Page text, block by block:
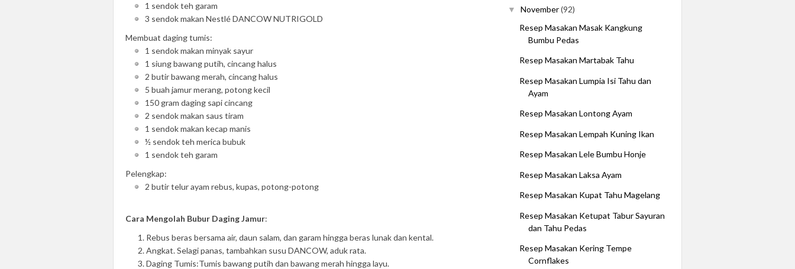
1 sendok teh garam
3 sendok makan Nestlé DANCOW NUTRIGOLD
Membuat daging tumis:
1 sendok makan minyak sayur
1 siung bawang putih, cincang halus
2 butir bawang merah, cincang halus
5 buah jamur merang, potong kecil
150 gram daging sapi cincang
2 sendok makan saus tiram
1 sendok makan kecap manis
½ sendok teh merica bubuk
1 sendok teh garam
Pelengkap:
2 butir telur ayam rebus, kupas, potong-potong
Cara Mengolah Bubur Daging Jamur:
Rebus beras bersama air, daun salam, dan garam hingga beras lunak dan kental.
Angkat. Selagi panas, tambahkan susu DANCOW, aduk rata.
Daging Tumis:Tumis bawang putih dan bawang merah hingga layu.
▼ November(92)
Resep Masakan Masak Kangkung
Bumbu Pedas
Resep Masakan Martabak Tahu
Resep Masakan Lumpia Isi Tahu dan
Ayam
Resep Masakan Lontong Ayam
Resep Masakan Lempah Kuning Ikan
Resep Masakan Lele Bumbu Honje
Resep Masakan Laksa Ayam
Resep Masakan Kupat Tahu Magelang
Resep Masakan Ketupat Tabur Sayuran
dan Tahu Pedas
Resep Masakan Kering Tempe
Cornflakes